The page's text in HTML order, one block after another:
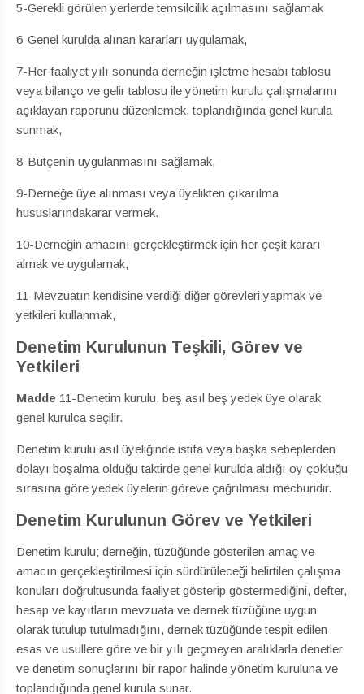
5-Gerekli görülen yerlerde temsilcilik açılmasını sağlamak
6-Genel kurulda alınan kararları uygulamak,
7-Her faaliyet yılı sonunda derneğin işletme hesabı tablosu
veya bilanço ve gelir tablosu ile yönetim kurulu çalışmalarını
açıklayan raporunu düzenlemek, toplandığında genel kurula
sunmak,
8-Bütçenin uygulanmasını sağlamak,
9-Derneğe üye alınması veya üyelikten çıkarılma
hususlarındakarar vermek.
10-Derneğin amacını gerçekleştirmek için her çeşit kararı
almak ve uygulamak,
11-Mevzuatın kendisine verdiği diğer görevleri yapmak ve
yetkileri kullanmak,
Denetim Kurulunun Teşkili, Görev ve
Yetkileri
Madde 11-Denetim kurulu, beş asıl beş yedek üye olarak
genel kurulca seçilir.
Denetim kurulu asıl üyeliğinde istifa veya başka sebeplerden
dolayı boşalma olduğu taktirde genel kurulda aldığı oy çokluğu
sırasına göre yedek üyelerin göreve çağrılması mecburidir.
Denetim Kurulunun Görev ve Yetkileri
Denetim kurulu; derneğin, tüzüğünde gösterilen amaç ve
amacın gerçekleştirilmesi için sürdürüleceği belirtilen çalışma
konuları doğrultusunda faaliyet gösterip göstermediğini, defter,
hesap ve kayıtların mevzuata ve dernek tüzüğüne uygun
olarak tutulup tutulmadığını, dernek tüzüğünde tespit edilen
esas ve usullere göre ve bir yılı geçmeyen aralıklarla denetler
ve denetim sonuçlarını bir rapor halinde yönetim kuruluna ve
toplandığında genel kurula sunar.